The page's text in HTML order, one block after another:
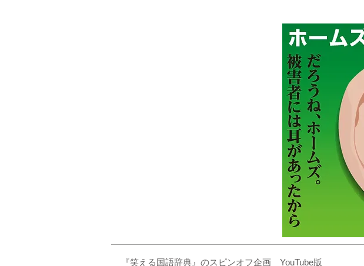
『笑える国語辞典』のスピンオフ企画 YouTube版